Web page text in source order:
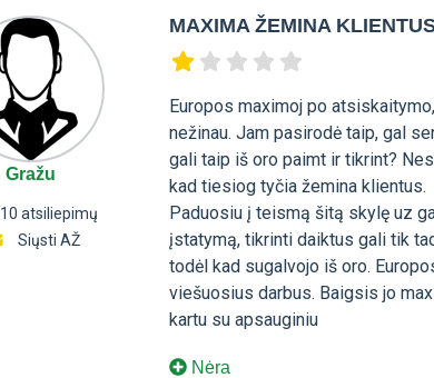
Gražu
10 atsiliepimų
Siųsti AŽ
MAXIMA ŽEMINA
Europos maximoj po
nežinau. Jam pasirodė taip, gal
gali taip iš oro paimt ir tikrint?
kad tiesiog tyčia žemina klientus.
Paduosiu į teismą šitą skylę uz
įstatymą, tikrinti daiktus gali tik
todėl kad sugalvojo iš oro.
viešuosius darbus. Baigsis jo
kartu su apsauginiu
Nėra